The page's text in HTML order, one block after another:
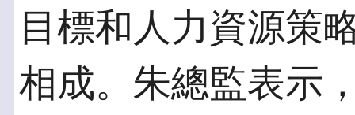
目標和人力資源策
相成。朱總監表示